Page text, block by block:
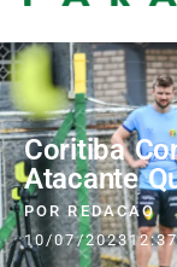
Coritiba
Atacante
POR REDACAO
10/07/2023